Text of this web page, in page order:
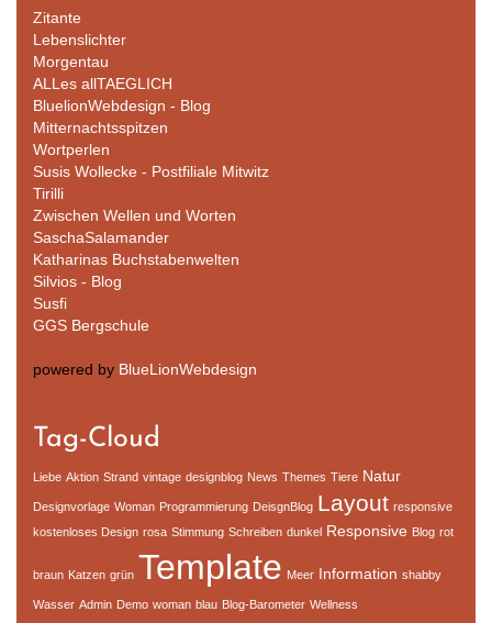
Zitante
Lebenslichter
Morgentau
ALLes allTAEGLICH
BluelionWebdesign - Blog
Mitternachtsspitzen
Wortperlen
Susis Wollecke - Postfiliale Mitwitz
Tirilli
Zwischen Wellen und Worten
SaschaSalamander
Katharinas Buchstabenwelten
Silvios - Blog
Susfi
GGS Bergschule
powered by BlueLionWebdesign
Tag-Cloud
Liebe Aktion Strand vintage designblog News Themes Tiere Natur
Designvorlage Woman Programmierung DeisgnBlog Layout responsive
kostenloses Design rosa Stimmung Schreiben dunkel Responsive Blog rot
braun Katzen grün Template Meer Information shabby
Wasser Admin Demo woman blau Blog-Barometer Wellness